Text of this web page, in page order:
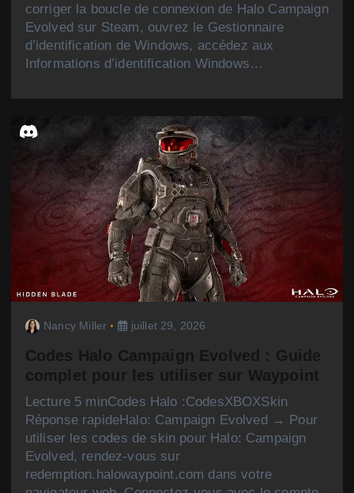
corriger la boucle de connexion de Halo Campaign
Evolved sur Steam, ouvrez le Gestionnaire
d’identification de Windows, accédez aux
Informations d’identification Windows…
Nancy Miller juillet 29, 2026
Codes Halo Campaign Evolved : Guide
complet pour les utiliser sur Waypoint
Lecture 5 minCodes Halo :CodesXBOXSkin
Réponse rapideHalo: Campaign Evolved → Pour
utiliser les codes de skin pour Halo: Campaign
Evolved, rendez-vous sur
redemption.halowaypoint.com dans votre